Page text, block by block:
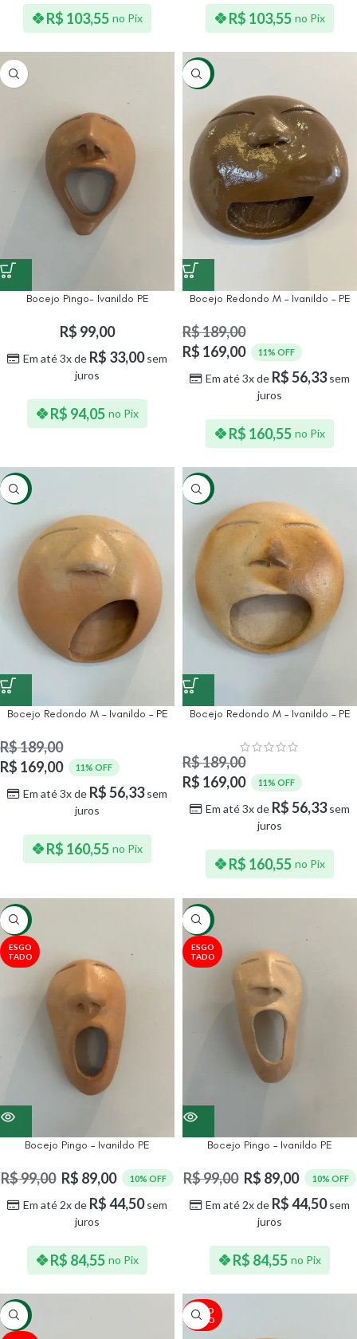
R$ 103,55 no Pix R$ 103,55 no Pix
Bocejo Pingo- Ivanildo PE
R$ 99,00
Em até 3x de R$ 33,00sem
juros
R$ 94,05 no Pix
-11%
Bocejo Redondo M – Ivanildo – PE
R$189,00
R$ 169,00 11% OFF
Em até 3x de R$56,33sem
juros
R$ 160,55 no Pix
-11%
Bocejo Redondo M – Ivanildo – PE
R$189,00
R$ 169,00 11% OFF
Em até 3x de R$56,33sem
juros
R$ 160,55 no Pix
-11%
Bocejo Redondo M – Ivanildo – PE
R$189,00
R$ 169,00 11% OFF
Em até 3x de R$56,33sem
juros
R$ 160,55 no Pix
-10%
ESGO
TADO
Bocejo Pingo – Ivanildo PE
R$99,00 R$ 89,00 10% OFF
Em até 2x de R$44,50sem
juros
R$ 84,55 no Pix
-10%
ESGO
TADO
Bocejo Pingo – Ivanildo PE
R$99,00 R$ 89,00 10% OFF
Em até 2x de R$44,50sem
juros
R$ 84,55 no Pix
-11%
ESGO
TADO